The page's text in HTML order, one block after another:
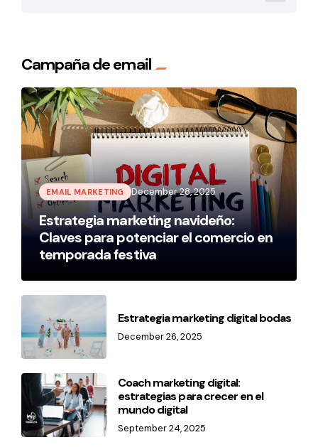
Campaña de email
EMAIL MARKETING December 28, 2025
Estrategia marketing navideño:
Claves para potenciar el comercio en
temporada festiva
Estrategia marketing digital bodas
December 26, 2025
Coach marketing digital:
estrategias para crecer en el
mundo digital
September 24, 2025